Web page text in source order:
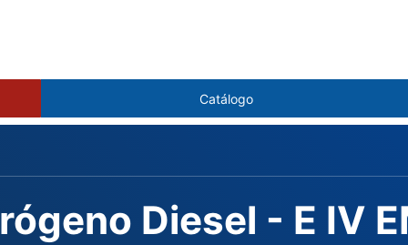
Catálogo
Diesel - E IV